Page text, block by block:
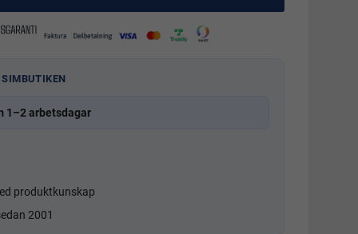
SIMBUTIKEN
1–2 arbetsdagar
produktkunskap
2001